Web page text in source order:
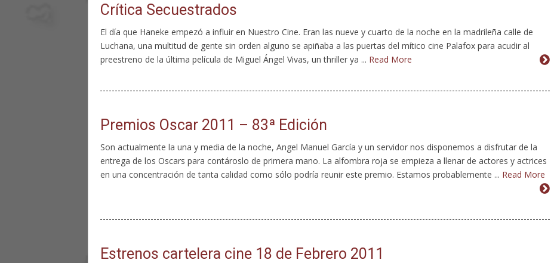
Crítica Secuestrados
El día que Haneke empezó a influir en Nuestro Cine. Eran las nueve y cuarto de la noche en la madrileña calle de
Luchana, una multitud de gente sin orden alguno se apiñaba a las puertas del mítico cine Palafox para acudir al
preestreno de la última película de Miguel Ángel Vivas, un thriller ya ... Read More
Premios Oscar 2011 – 83ª Edición
Son actualmente la una y media de la noche, Angel Manuel García y un servidor nos disponemos a disfrutar de la
entrega de los Oscars para contároslo de primera mano. La alfombra roja se empieza a llenar de actores y actrices
en una concentración de tanta calidad como sólo podría reunir este premio. Estamos probablemente ... Read More
Estrenos cartelera cine 18 de Febrero 2011